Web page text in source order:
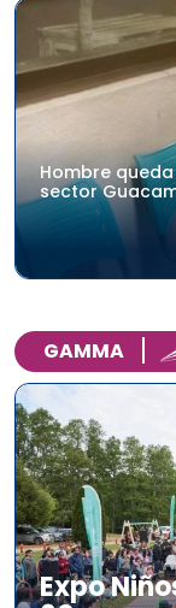
Hombre
sector
GAMMA
Expo